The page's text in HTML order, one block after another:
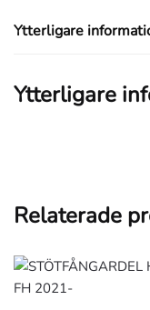
FM
Ytterligare
Ytterligare
Relaterade